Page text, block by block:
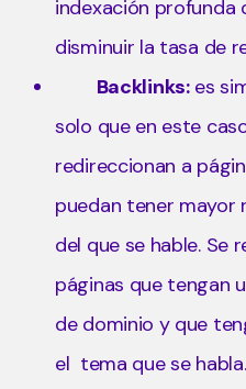
indexación profunda
disminuir la tasa de
Backlinks:es
solo que en este
redireccionan a
puedan tener mayor
del que se hable. Se
páginas que tengan
de dominio y que
el tema que se habla.